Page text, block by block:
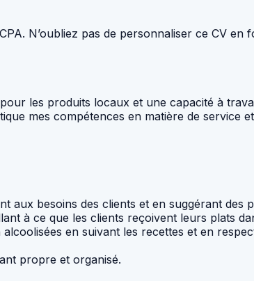
N’oubliez pas de personnaliser ce CV
les produits locaux et une capacité à
mes compétences en matière de service
besoins des clients et en suggérant des
à ce que les clients reçoivent leurs plats
en suivant les recettes et en
propre et organisé.